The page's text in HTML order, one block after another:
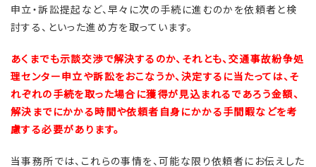
申立・訴訟提起など、早々に次の手続に進むのかを依頼者と検
討する、といった進め方を取っています。
あくまでも示談交渉で解決するのか、それとも、交通事故紛争処
理センター申立や訴訟をおこなうか、決定するに当たっては、そ
れぞれの手続を取った場合に獲得が見込まれるであろう金額、
解決までにかかる時間や依頼者自身にかかる手間暇などを考
慮する必要があります。
当事務所では、これらの事情を、可能な限り依頼者にお伝えした